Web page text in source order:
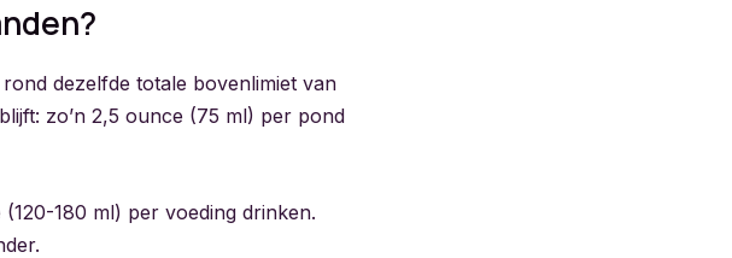
dezelfde totale bovenlimiet van
zo’n 2,5 ounce (75 ml) per pond
180 ml) per voeding drinken.